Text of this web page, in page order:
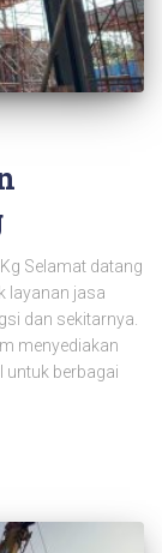
Selamat datang
layanan jasa
dan sekitarnya.
menyediakan
untuk berbagai